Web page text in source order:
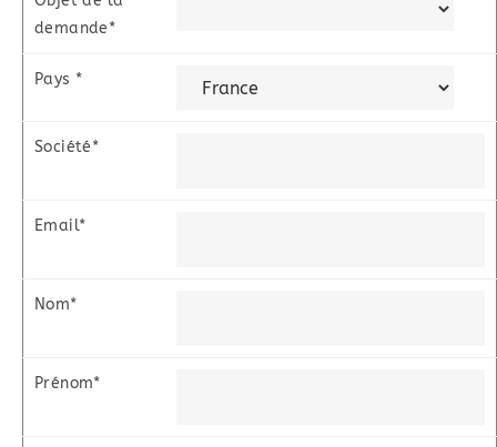
demande*
Pays *
Société*
Email*
Nom*
Prénom*